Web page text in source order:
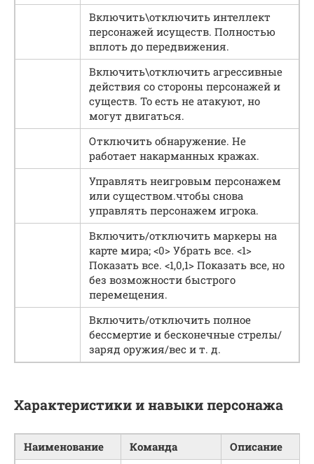
Включить\отключить интеллект
персонажей исуществ. Полностью
вплоть до передвижения.
Включить\отключить агрессивные
действия со стороны персонажей и
существ. То есть не атакуют, но
могут двигаться.
Отключить обнаружение. Не
работает накарманных кражах.
Управлять неигровым персонажем
или существом.чтобы снова
управлять персонажем игрока.
Включить/отключить маркеры на
карте мира; <0> Убрать все. <1>
Показать все. <1,0,1> Показать все, но
без возможности быстрого
перемещения.
Включить/отключить полное
бессмертие и бесконечные стрелы/
заряд оружия/вес и т. д.
Характеристики и навыки персонажа
Наименование Команда Описание